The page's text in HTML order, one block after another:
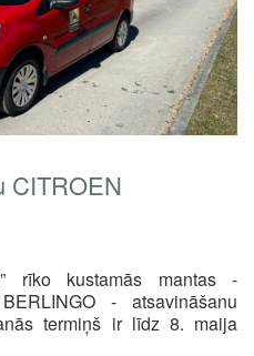
CITROEN
rīko kustamās mantas -
- atsavināšanu
termiņš ir līdz 8. maija